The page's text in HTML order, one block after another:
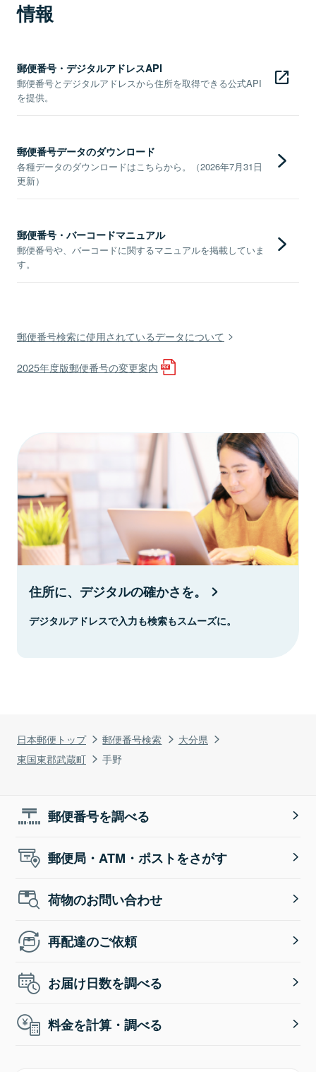
日本郵便トップ 郵便番号検索
大分県
東国東郡武蔵町
手野
情報
郵便番号・デジタルアドレスAPI
郵便番号とデジタルアドレスから住所を取得できる公式API
を提供。
郵便番号データのダウンロード
各種データのダウンロードはこちらから。（2026年7月31日
更新）
郵便番号・バーコードマニュアル
郵便番号や、バーコードに関するマニュアルを掲載していま
す。
郵便番号検索に使用されているデータについて
2025年度版郵便番号の変更案内
住所に、デジタルの確かさを。
デジタルアドレスで入力も検索もスムーズに。
郵便番号を調べる
郵便局・ATM・ポストをさがす
荷物のお問い合わせ
再配達のご依頼
お届け日数を調べる
料金を計算・調べる